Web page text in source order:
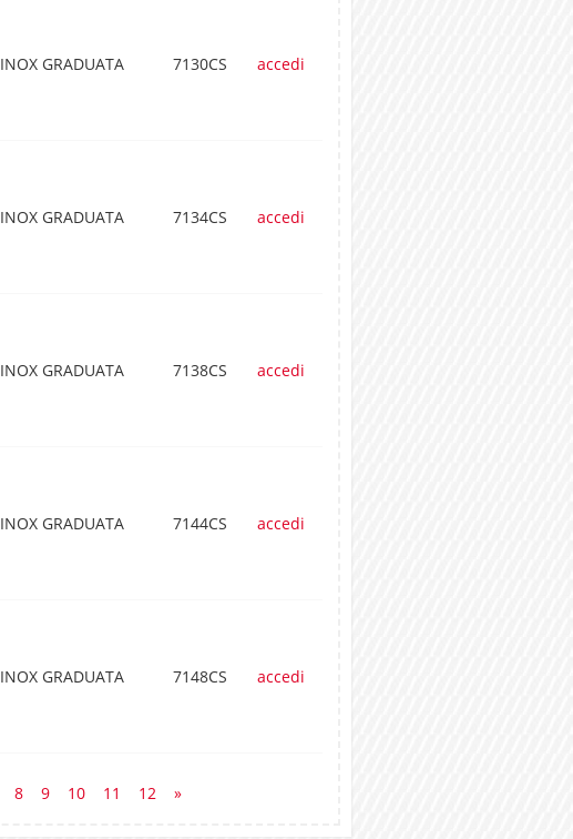
GRADUATA 7130CS accedi
GRADUATA 7134CS accedi
GRADUATA 7138CS accedi
GRADUATA 7144CS accedi
GRADUATA 7148CS accedi
8 9 10 11 12 »